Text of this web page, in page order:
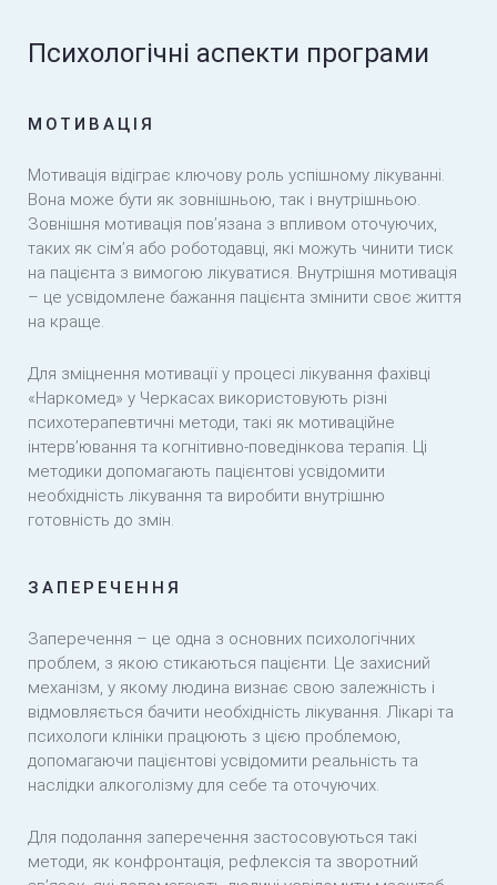
Психологічні аспекти програми
МОТИВАЦІЯ
Мотивація відіграє ключову роль успішному лікуванні.
Вона може бути як зовнішньою, так і внутрішньою.
Зовнішня мотивація пов’язана з впливом оточуючих,
таких як сім’я або роботодавці, які можуть чинити тиск
на пацієнта з вимогою лікуватися. Внутрішня мотивація
– це усвідомлене бажання пацієнта змінити своє життя
на краще.
Для зміцнення мотивації у процесі лікування фахівці
«Наркомед» у Черкасах використовують різні
психотерапевтичні методи, такі як мотиваційне
інтерв’ювання та когнітивно-поведінкова терапія. Ці
методики допомагають пацієнтові усвідомити
необхідність лікування та виробити внутрішню
готовність до змін.
ЗАПЕРЕЧЕННЯ
Заперечення – це одна з основних психологічних
проблем, з якою стикаються пацієнти. Це захисний
механізм, у якому людина визнає свою залежність і
відмовляється бачити необхідність лікування. Лікарі та
психологи клініки працюють з цією проблемою,
допомагаючи пацієнтові усвідомити реальність та
наслідки алкоголізму для себе та оточуючих.
Для подолання заперечення застосовуються такі
методи, як конфронтація, рефлексія та зворотний